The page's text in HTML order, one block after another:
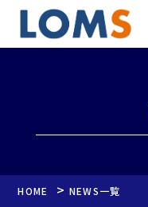
HOME >NEWS一覧